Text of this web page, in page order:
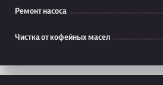
Ремонт насоса
Чистка от кофейных масел